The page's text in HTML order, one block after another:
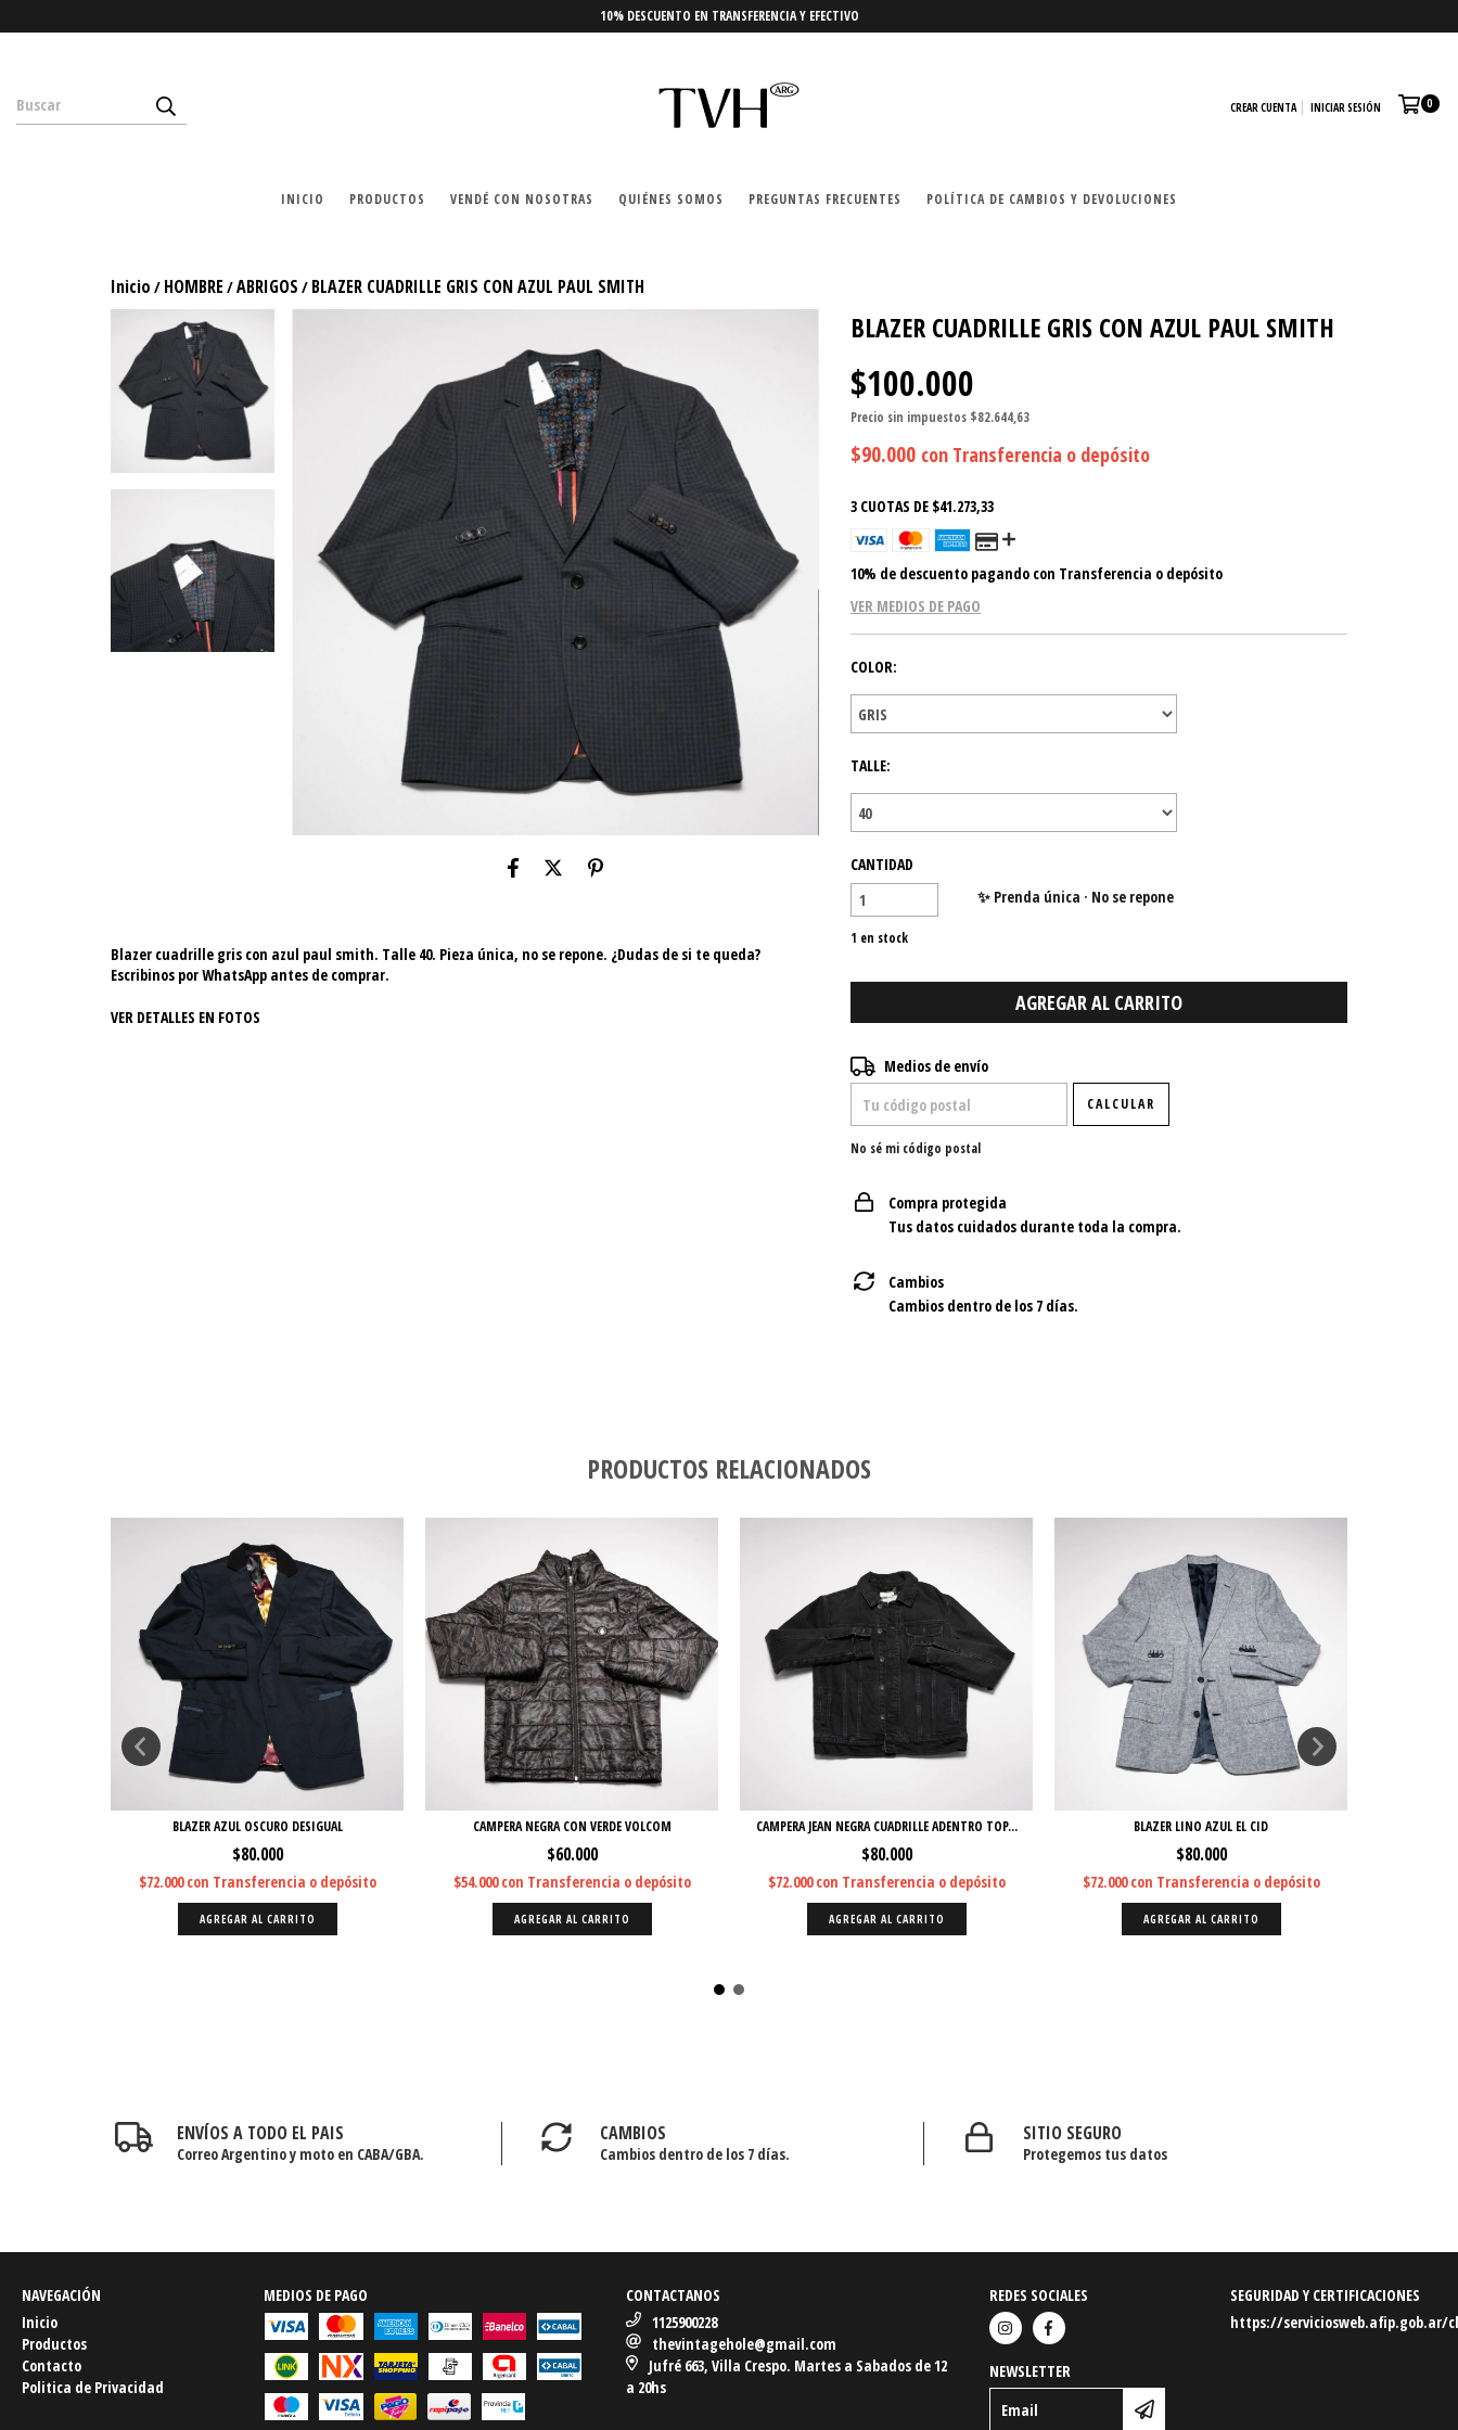
10% DESCUENTO EN TRANSFERENCIA Y EFECTIVO
CREAR CUENTA INICIAR SESIÓN 0
INICIO PRODUCTOS VENDÉ CON NOSOTRAS QUIÉNES SOMOS PREGUNTAS FRECUENTES POLÍTICA DE CAMBIOS Y DEVOLUCIONES
Inicio / HOMBRE /ABRIGOS / BLAZER CUADRILLE GRIS CON AZUL PAUL SMITH
Blazer cuadrille gris con azul paul smith. Talle 40. Pieza única, no se repone. ¿Dudas de si te queda?
Escribinos por WhatsApp antes de comprar.
VER DETALLES EN FOTOS
BLAZER CUADRILLE GRIS CON AZUL PAUL SMITH
$100.000
Precio sin impuestos $82.644,63
$90.000 con Transferencia o depósito
3 CUOTAS DE $41.273,33
10% de descuento pagando con Transferencia o depósito
VER MEDIOS DE PAGO
COLOR:
TALLE:
CANTIDAD
1 en stock
✨ Prenda única · No se repone
Entregas para el CP:
Medios de envío
CALCULAR
No sé mi código postal
Compra protegida
Tus datos cuidados durante toda la compra.
Cambios
Cambios dentro de los 7 días.
PRODUCTOS RELACIONADOS
BLAZER AZUL OSCURO DESIGUAL
$80.000
$72.000con Transferencia o depósito
AGREGAR AL CARRITO
CAMPERA NEGRA CON VERDE VOLCOM
$60.000
$54.000con Transferencia o depósito
AGREGAR AL CARRITO
CAMPERA JEAN NEGRA CUADRILLE ADENTRO TOP...
$80.000
$72.000con Transferencia o depósito
AGREGAR AL CARRITO
BLAZER LINO AZUL EL CID
$80.000
$72.000con Transferencia o depósito
AGREGAR AL CARRITO
ENVÍOS A TODO EL PAIS
Correo Argentino y moto en CABA/GBA.
CAMBIOS
Cambios dentro de los 7 días.
SITIO SEGURO
Protegemos tus datos
NAVEGACIÓN
Inicio
Productos
Contacto
Politica de Privacidad
MEDIOS DE PAGO
CONTACTANOS
1125900228
thevintagehole@gmail.com
Jufré 663, Villa Crespo. Martes a Sabados de 12
a 20hs
REDES SOCIALES
NEWSLETTER
SEGURIDAD Y CERTIFICACIONES
https://serviciosweb.afip.gob.ar/